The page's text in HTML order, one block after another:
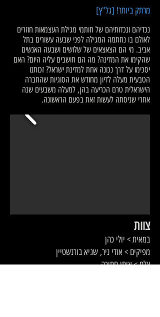
מרתק ביותר! [גל"ץ]
נכדיהם ונכדותיהם של חותמי מגילת העצמאות חוזרים
לאולם בו נחתמה המגילה לפני שבעה עשורים בתל
אביב. מי הם הצאצאים של שלושים ושבעה האנשים
שהקימו את המדינה? מה הם חושבים עליה היום? האם
יסכימו על דרך נכונה אחת למדינת ישראל? זכותנו
הטבעית מעלה לדיון מחודש את הסוגיות שהחברה
הישראלית טרם הכריעה בהן, למעלה משבעים שנה
אחרי שניסתה לעשות זאת בפעם הראשונה.
צוות
במאית > יולי כהן
מפיקים > אודי ניר, שגיא בורנשטיין
צלם > איתן חתוכה